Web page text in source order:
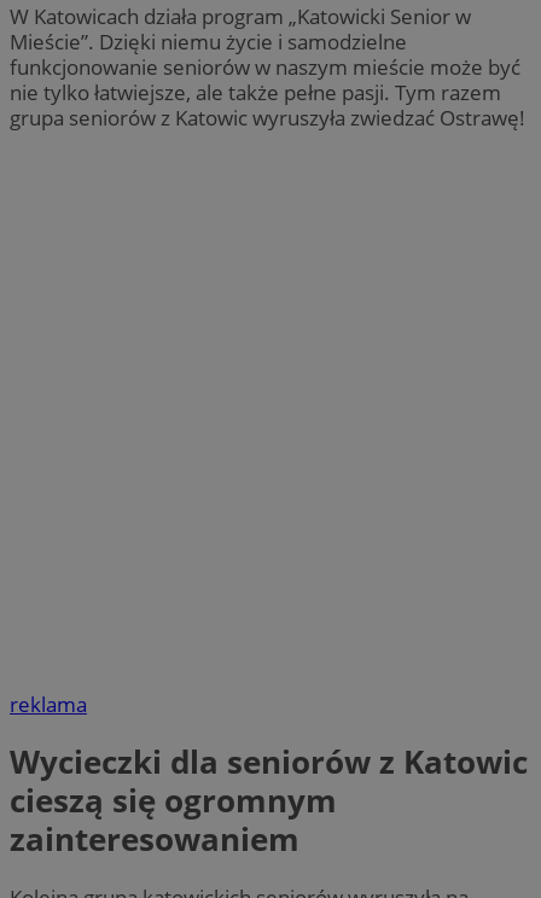
W Katowicach działa program „Katowicki Senior w
Mieście”. Dzięki niemu życie i samodzielne
funkcjonowanie seniorów w naszym mieście może być
nie tylko łatwiejsze, ale także pełne pasji. Tym razem
grupa seniorów z Katowic wyruszyła zwiedzać Ostrawę!
reklama
Wycieczki dla seniorów z Katowic
cieszą się ogromnym
zainteresowaniem